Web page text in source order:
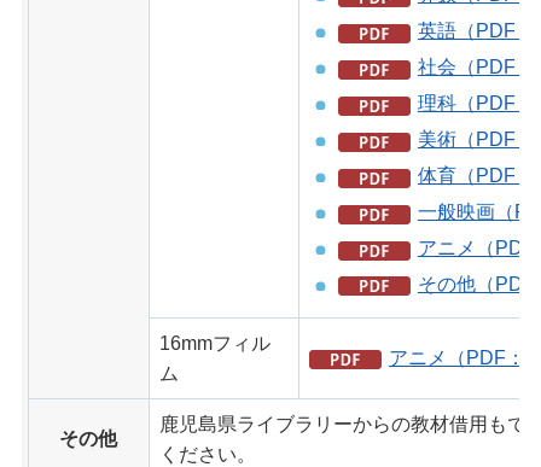
英語（PDF：
社会（PDF：
理科（PDF：
美術（PDF：
体育（PDF：
一般映画（
アニメ（PDF
その他（PDF
16mmフィル
ム
アニメ（PDF：
その他
鹿児島県ライブラリーからの教材借用もで
ください。